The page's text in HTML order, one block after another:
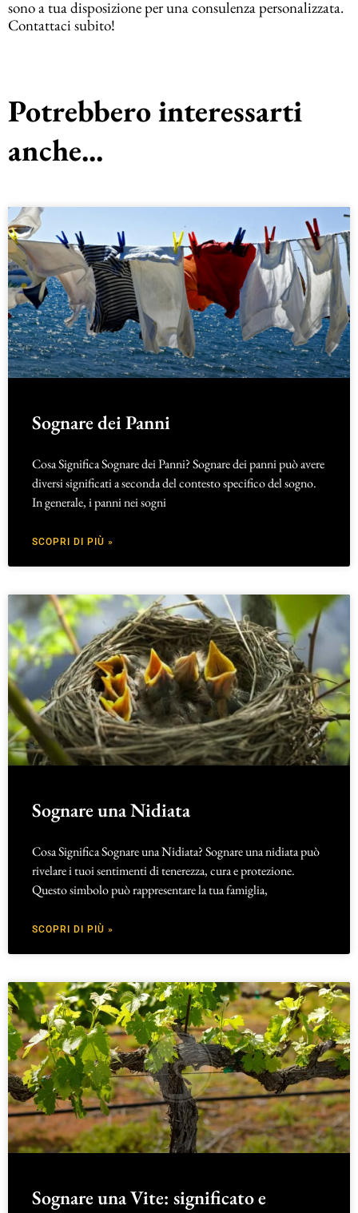
sono a tua disposizione per una consulenza personalizzata.
Contattaci subito!
Potrebbero interessarti
anche...
Sognare dei Panni
Cosa Significa Sognare dei Panni? Sognare dei panni può avere
diversi significati a seconda del contesto specifico del sogno.
In generale, i panni nei sogni
SCOPRI DI PIÙ »
Sognare una Nidiata
Cosa Significa Sognare una Nidiata? Sognare una nidiata può
rivelare i tuoi sentimenti di tenerezza, cura e protezione.
Questo simbolo può rappresentare la tua famiglia,
SCOPRI DI PIÙ »
Sognare una Vite: significato e